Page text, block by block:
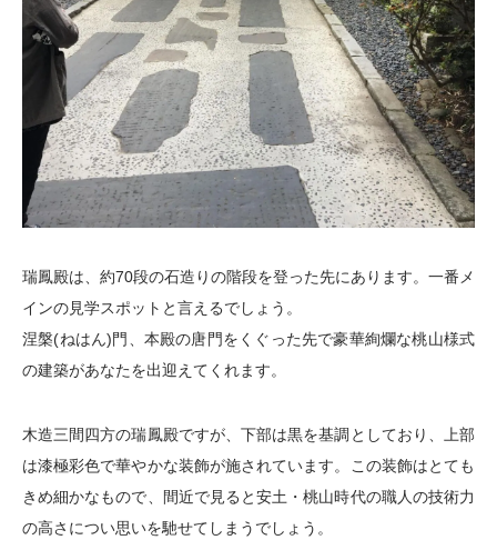
瑞鳳殿は、約70段の石造りの階段を登った先にあります。一番メ
インの見学スポットと言えるでしょう。
涅槃(ねはん)門、本殿の唐門をくぐった先で豪華絢爛な桃山様式
の建築があなたを出迎えてくれます。
木造三間四方の瑞鳳殿ですが、下部は黒を基調としており、上部
は漆極彩色で華やかな装飾が施されています。この装飾はとても
きめ細かなもので、間近で見ると安土・桃山時代の職人の技術力
の高さについ思いを馳せてしまうでしょう。